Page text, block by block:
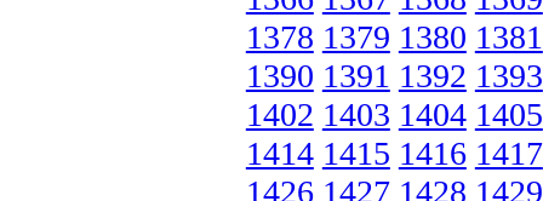
1378 1379 1380 1381
1390 1391 1392 1393
1402 1403 1404 1405
1414 1415 1416 1417
1426 1427 1428 1429